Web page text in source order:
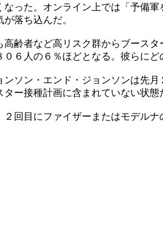
った。オンライン上では「予備
落ち込んだ。
齢者など高リスク群からブース
６人の６％ほどとなる。彼らに
ソン・エンド・ジョンソンは先
ー接種計画に含まれていない状態
回目にファイザーまたはモデル